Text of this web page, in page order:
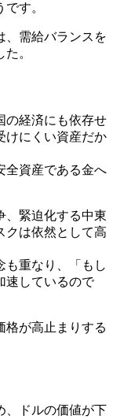
す。
、需給バランスを
。
の経済にも依存せ
けにくい資産だか
全資産である金へ
、緊迫化する中東
クは依然として高
も重なり、「もし
速しているので
格が高止まりする
、ドルの価値が下